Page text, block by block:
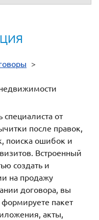
>
от
после правок,
поиска ошибок и
Встроенный
создать и
на продажу
договора, вы
пакет
акты,